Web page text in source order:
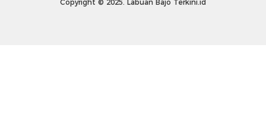
Copyright © 2025. Labuan Bajo Terkini.id